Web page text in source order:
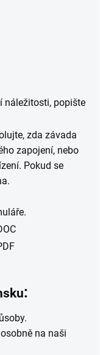
náležitosti, popište
zda závada
zapojení, nebo
Pokud se
:
na naši